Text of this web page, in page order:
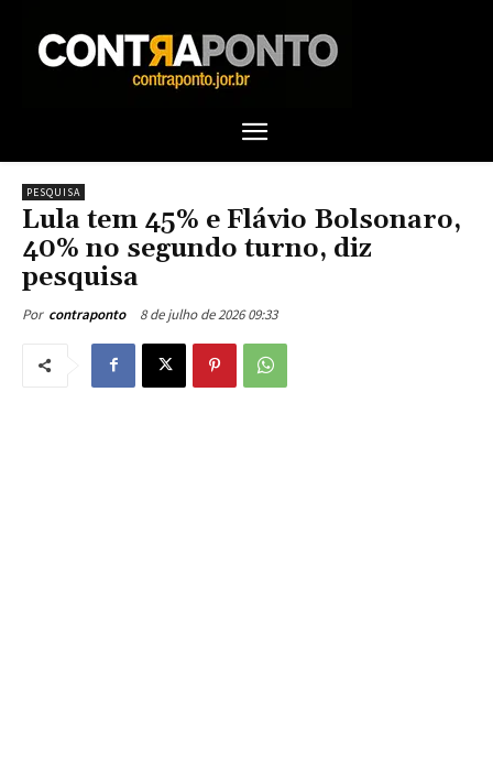
PESQUISA
Lula tem 45% e Flávio Bolsonaro,
40% no segundo turno, diz
pesquisa
Por contraponto 8 de julho de 2026 09:33